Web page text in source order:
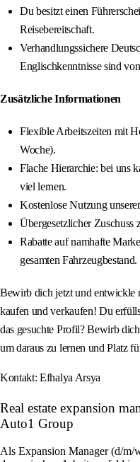
Du besitzt einen
Reisebereitschaft.
Verhandlungssichere
Englischkenntnisse sind
Zusätzliche Informationen
Flexible Arbeitszeiten mit
Woche).
Flache Hierarchie: bei uns
viel lernen.
Kostenlose Nutzung
Übergesetzlicher Zuschuss
Rabatte auf namhafte
gesamten Fahrzeugbestand.
Bewirb dich jetzt und entwickle
kaufen und verkaufen! Du
das gesuchte Profil? Bewirb
um daraus zu lernen und Platz
Kontakt: Efhalya Arsya
Real estate expansion
Auto1 Group
Als Expansion Manager (d/